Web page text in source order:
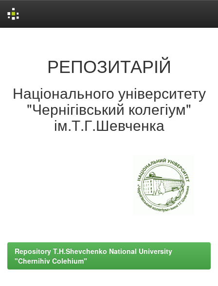
РЕПОЗИТАРІЙ
Національного університету
"Чернігівський колегіум"
ім.Т.Г.Шевченка
Repository T.H.Shevchenko National University
"Chernihiv Colehium"